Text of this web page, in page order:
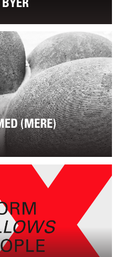
(MERE)